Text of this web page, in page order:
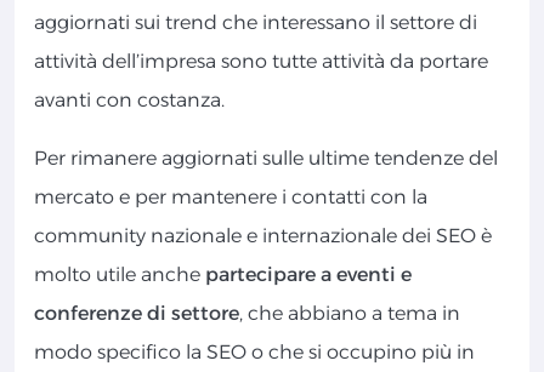
aggiornati sui trend che interessano il settore di
attività dell’impresa sono tutte attività da portare
avanti con costanza.
Per rimanere aggiornati sulle ultime tendenze del
mercato e per mantenere i contatti con la
community nazionale e internazionale dei SEO è
molto utile anche partecipare a eventi e
conferenze di settore, che abbiano a tema in
modo specifico la SEO o che si occupino più in